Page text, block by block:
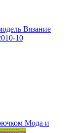
Вязание
10
Мода и